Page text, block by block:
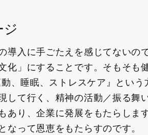
導入に手ごたえを感じてないの
化」にすることです。そもそも
、睡眠、ストレスケア』という
して行く、精神の活動／振る舞
あり、企業に発展をもたらします
なって恩恵をもたらすのです。